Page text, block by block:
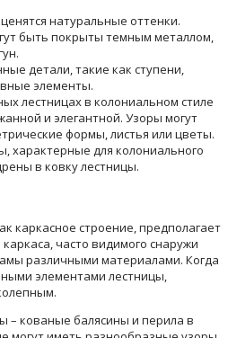
натуральные оттенки.
быть покрыты темным металлом,
детали, такие как ступени,
элементы.
лестницах в колониальном стиле
и элегантной. Узоры могут
формы, листья или цветы.
характерные для колониального
в ковку лестницы.
каркасное строение, предполагает
часто видимого снаружи
различными материалами. Когда
элементами лестницы,
– кованые балясины и перила в